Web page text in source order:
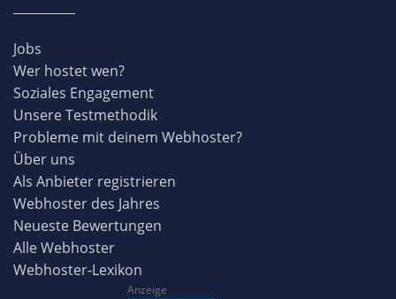
Jobs
Wer hostet wen?
Soziales Engagement
Unsere Testmethodik
Probleme mit deinem Webhoster?
Über uns
Als Anbieter registrieren
Webhoster des Jahres
Neueste Bewertungen
Alle Webhoster
Webhoster-Lexikon
Anzeige